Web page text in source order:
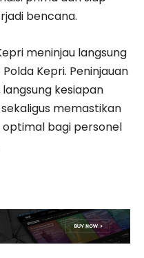
bencana.
meninjau langsung
Kepri. Peninjauan
kesiapan
memastikan
bagi personel